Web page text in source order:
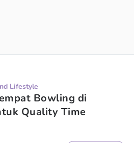
Lifestyle
Bowling di
Quality Time